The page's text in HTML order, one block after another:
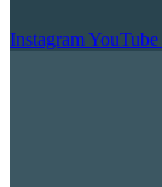
InstagramYouTube